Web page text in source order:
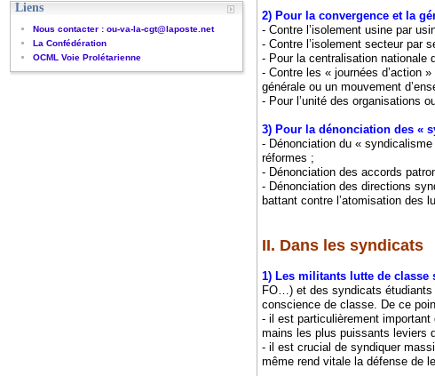
Liens
Nous contacter : ou-va-la-cgt@laposte.net
La Confédération
OCML Voie Prolétarienne
2) Pour la convergence et la
- Contre l’isolement usine par
- Contre l’isolement secteur par
- Pour la centralisation nationale
- Contre les « journées d’action
générale ou un mouvement
- Pour l’unité des organisations
3) Pour la dénonciation des «
- Dénonciation du «
réformes ;
- Dénonciation des accords
- Dénonciation des directions
battant contre l’atomisation des
II. Dans les syndicats
1) Les militants lutte de
FO…) et des syndicats étudiants
conscience de classe. De ce
- il est particulièrement
mains les plus puissants leviers
- il est crucial de syndiquer
même rend vitale la défense de